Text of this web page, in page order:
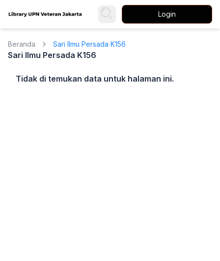
Login
Beranda Sari Ilmu Persada K156
Sari Ilmu Persada K156
Tidak di temukan data untuk halaman ini.